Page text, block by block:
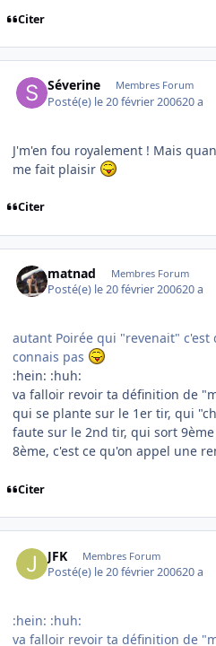
Citer
Séverine Membres Forum
Posté(e) le 20 février 200620 a
J'm'en fou royalement ! Mais
me fait plaisir
Citer
matnad Membres Forum
Posté(e) le 20 février 200620 a
autant Poirée qui "revenait" c'est
connais pas
:hein: :huh:
va falloir revoir ta définition de
qui se plante sur le 1er tir, qui
faute sur le 2nd tir, qui sort
8ème, c'est ce qu'on appel une
Citer
JFK Membres Forum
Posté(e) le 20 février 200620 a
:hein: :huh:
va falloir revoir ta définition de